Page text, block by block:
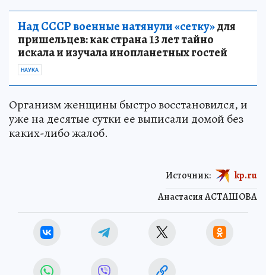
Над СССР военные натянули «сетку»для
пришельцев: как страна 13 лет тайно
искала и изучала инопланетных гостей
НАУКА
Организм женщины быстро восстановился, и
уже на десятые сутки ее выписали домой без
каких-либо жалоб.
Анастасия АСТАШОВА
Источник: kp.ru